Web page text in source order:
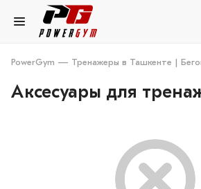
PowerGym — Тренажеры в Ташкенте |
Аксесуары для